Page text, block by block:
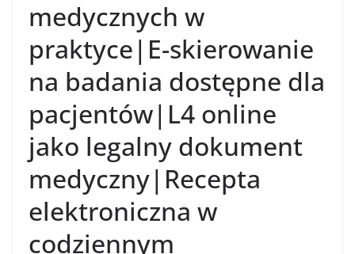
medycznych w
praktyce|E-skierowanie
na badania dostępne dla
pacjentów|L4 online
jako legalny dokument
medyczny|Recepta
elektroniczna w
codziennym